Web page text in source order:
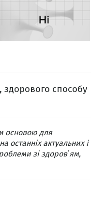
способу
основою для
останніх актуальних і
зі здоровʼям,